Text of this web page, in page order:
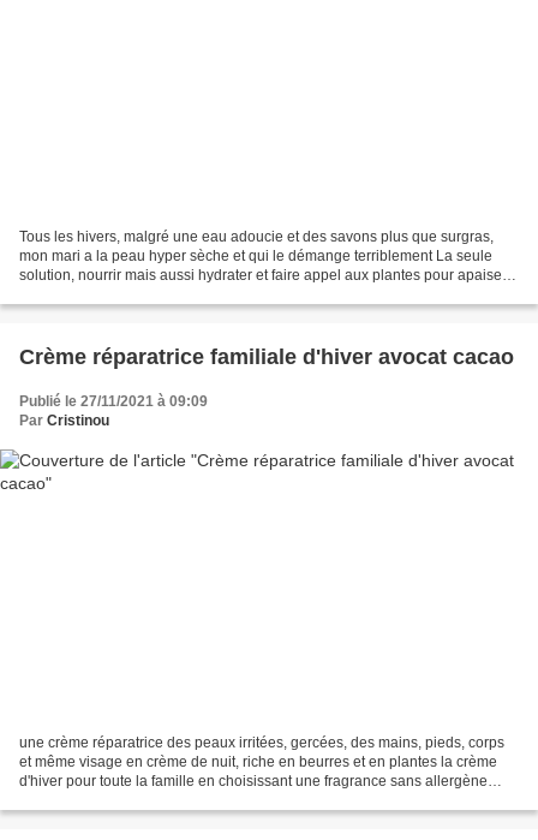
Tous les hivers, malgré une eau adoucie et des savons plus que surgras,
mon mari a la peau hyper sèche et qui le démange terriblement La seule
solution, nourrir mais aussi hydrater et faire appel aux plantes pour apaiser!
Crème réparatrice familiale d'hiver avocat cacao
Publié le 27/11/2021 à 09:09
Par Cristinou
une crème réparatrice des peaux irritées, gercées, des mains, pieds, corps
et même visage en crème de nuit, riche en beurres et en plantes la crème
d'hiver pour toute la famille en choisissant une fragrance sans allergène